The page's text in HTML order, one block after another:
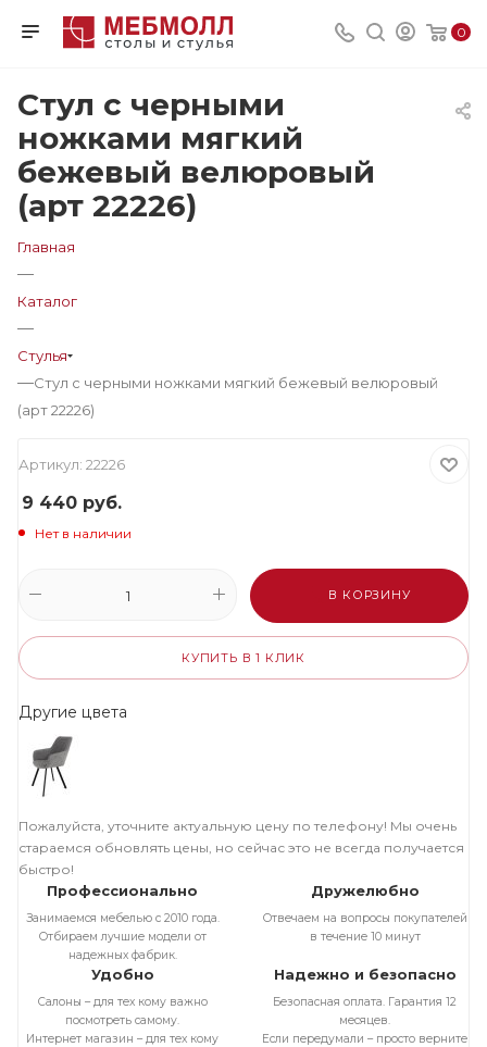
0
Стул с черными
ножками мягкий
бежевый велюровый
(арт 22226)
Главная
—
Каталог
—
Стулья
—Стул с черными ножками мягкий бежевый велюровый
(арт 22226)
Артикул: 22226
9 440 руб.
Нет в наличии
В КОРЗИНУ
КУПИТЬ В 1 КЛИК
Другие цвета
Пожалуйста, уточните актуальную цену по телефону! Мы очень
стараемся обновлять цены, но сейчас это не всегда получается
быстро!
Профессионально
Занимаемся мебелью с 2010 года.
Отбираем лучшие модели от
надежных фабрик.
Дружелюбно
Отвечаем на вопросы покупателей
в течение 10 минут
Удобно
Салоны – для тех кому важно
посмотреть самому.
Интернет магазин – для тех кому
Надежно и безопасно
Безопасная оплата. Гарантия 12
месяцев.
Если передумали – просто верните